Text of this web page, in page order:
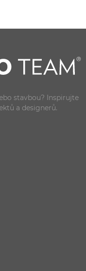
stavbou? Inspirujte
a designerů.